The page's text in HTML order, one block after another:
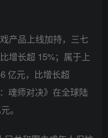
品上线加持，三七
增长超 15%；属于上
亿元，比增长超
魂师对决》在全球陆
。